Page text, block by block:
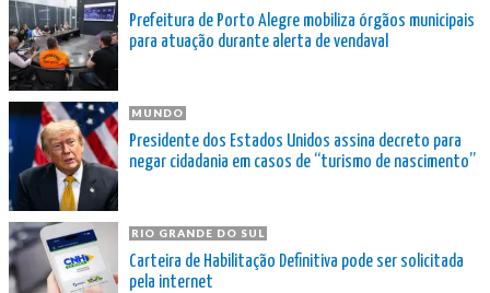
Prefeitura de Porto Alegre mobiliza órgãos municipais
para atuação durante alerta de vendaval
MUNDO
Presidente dos Estados Unidos assina decreto para
negar cidadania em casos de “turismo de nascimento”
RIO GRANDE DO SUL
Carteira de Habilitação Definitiva pode ser solicitada
pela internet